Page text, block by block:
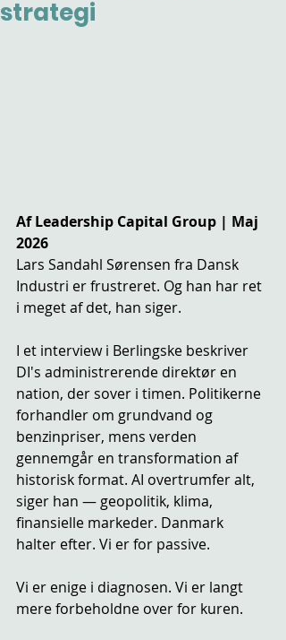
strategi
Af Leadership Capital Group | Maj
2026
Lars Sandahl Sørensen fra Dansk
Industri er frustreret. Og han har ret
i meget af det, han siger.
I et interview i Berlingske beskriver
DI's administrerende direktør en
nation, der sover i timen. Politikerne
forhandler om grundvand og
benzinpriser, mens verden
gennemgår en transformation af
historisk format. AI overtrumfer alt,
siger han — geopolitik, klima,
finansielle markeder. Danmark
halter efter. Vi er for passive.
Vi er enige i diagnosen. Vi er langt
mere forbeholdne over for kuren.